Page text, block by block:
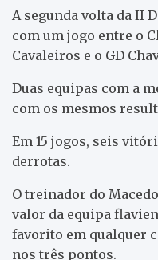
A segunda volta da II
com um jogo entre o
Cavaleiros e o GD
Duas equipas com a
com os mesmos
Em 15 jogos, seis
derrotas.
O treinador do
valor da equipa
favorito em qualquer
nos três pontos.